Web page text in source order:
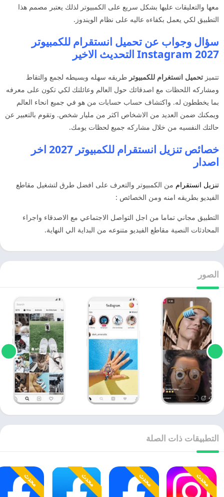
معها والتعليقات عليها بشكل سريع على الكمبيوتر لذلك يعتبر مصمم هذا
التطبيق لكي يعمل بكفاءه عاليه على نظام الويندوز.
سؤال وجواب عن تحميل انستقرام للكمبيوتر
Instagram 2027 التحديث الاخير
تتميز تحميل انستغرام للكمبيوتر طريقه سهله وبسيطه لجمع والتقاط
ومشاركه اللحظات مع اصدقائك حول العالم وعائلتك لكي تكون على معرفه
بما يخططون له. واكتشاف حساب حسابات من هو في جميع انحاء العالم
ويمكنك ضمن العديد من الاشخاص اكثر من مليار شخص. وتقوم بالتعبير عن
حالتك النفسيه من خلال مشاركه جميع لحظات يومك.
خصائص تنزيل انستقرام للكمبيوتر 2027 اخر
اصدار
تنزيل انستقرام من الكمبيوتر والتعرف على افضل طرق لتشغيل مقاطع
الفيديو بطريقه امنه ومن الخصائص :
التطبيق مجاني تماما من اجل التواصل الاجتماعي مع الاصدقاء واجراء
المحادثات النصية مقاطع الفيديو متنوعه من البداية الي النهاية.
الصور
التطبيقات ذات الصلة
محدث محدث محدث محدث